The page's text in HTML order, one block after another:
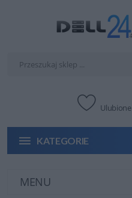
Ulubione
KATEGORIE
MENU